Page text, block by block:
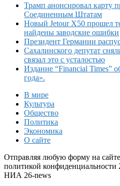
Трамп анонсировал карту
Соединенным Штатам
Новый Jetour X50 прошел
найдены заводские ошибки
Президент Германии
Сахалинского депутат
связал это с усталостью
Издание “Financial Times”
года».
В мире
Культура
Общество
Политика
Экономика
О сайте
Отправляя любую форму на
политикой конфиденциальности
НИА 26-news